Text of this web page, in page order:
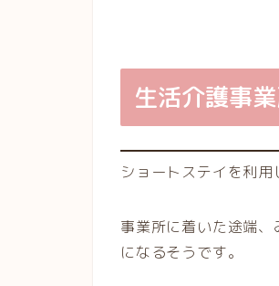
生活介護事
ショートステイを利用
事業所に着いた途端、
になるそうです。